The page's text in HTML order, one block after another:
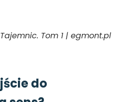
Tom 1 | egmont.pl
do